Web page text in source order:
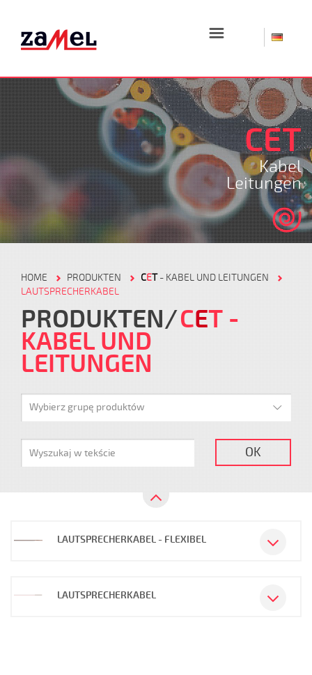
☰
CET
Kabel
Leitungen
HOME PRODUKTEN CET- KABEL UND LEITUNGEN
LAUTSPRECHERKABEL
PRODUKTEN CET -
KABEL UND
LEITUNGEN
Wybierz grupę produktów
OK
LAUTSPRECHERKABEL - FLEXIBEL
LAUTSPRECHERKABEL